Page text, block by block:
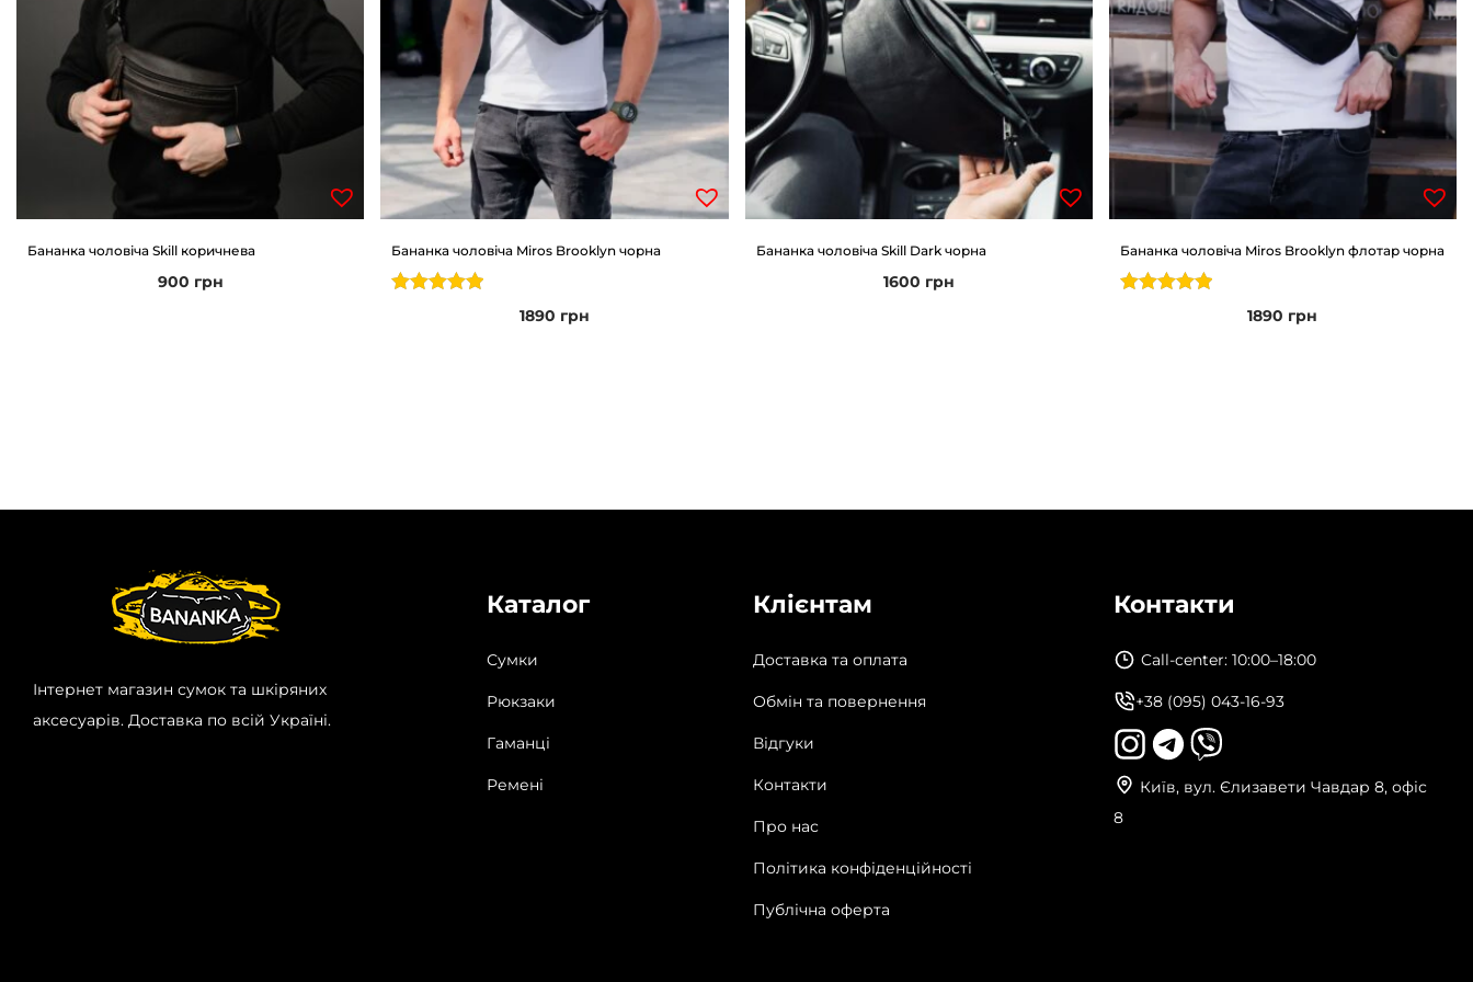
Бананка чоловіча Skill коричнева
900 грн
Бананка чоловіча Miros Brooklyn чорна
1890 грн
Бананка чоловіча Skill Dark чорна
1600 грн
Бананка чоловіча Miros Brooklyn флотар чорна
1890 грн
Інтернет магазин сумок та шкіряних
аксесуарів. Доставка по всій Україні.
Каталог
Сумки
Рюкзаки
Гаманці
Ремені
Клієнтам
Доставка та оплата
Обмін та повернення
Відгуки
Контакти
Про нас
Політика конфіденційності
Публічна оферта
Контакти
Call-center: 10:00–18:00
+38 (095) 043-16-93
Київ, вул. Єлизавети Чавдар 8, офіс
8